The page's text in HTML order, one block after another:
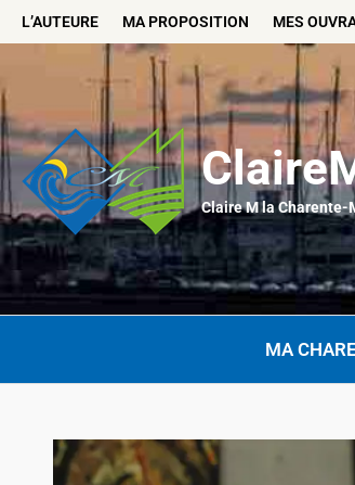
SkipL’AUTEURE MA PROPOSITION MES
Claire M la Charente-
MA